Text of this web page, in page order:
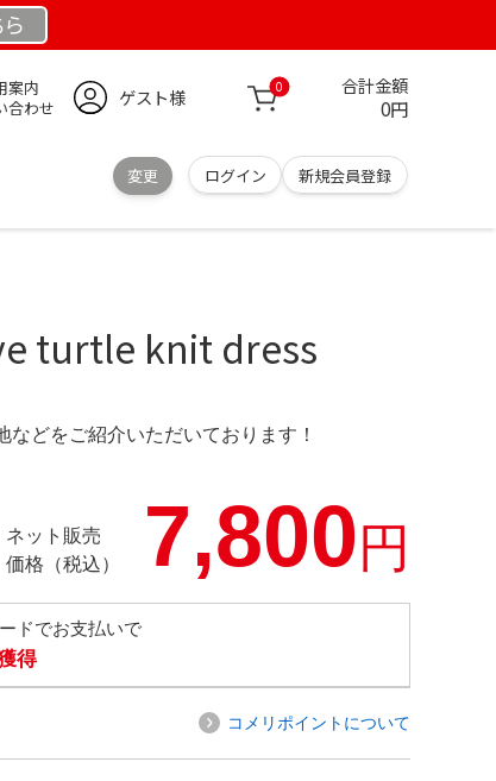
案内
合わせ
ゲスト様 0 合計金額
0円
変更 ログイン 新規会員登録
turtle knit dress
どをご紹介いただいております！
ネット販売
価格（税込）
7,800円
ドでお支払いで
得
コメリポイントについて